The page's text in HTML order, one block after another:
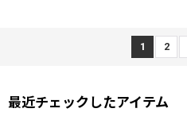
1 2
最近チェックしたアイテム